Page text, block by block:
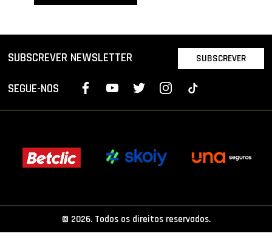
LIGA BETCLIC FEMININA
SUBSCREVER NEWSLETTER SUBSCREVER
SEGUE-NOS
© 2026. Todos os direitos reservados.